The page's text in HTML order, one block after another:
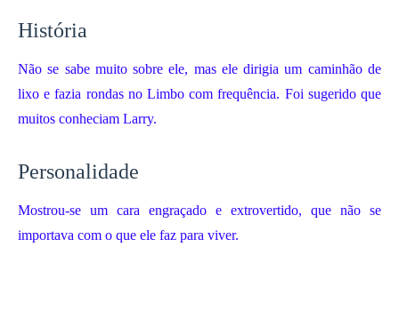
História
Não se sabe muito sobre ele, mas ele dirigia um caminhão de
lixo e fazia rondas no Limbo com frequência. Foi sugerido que
muitos conheciam Larry.
Personalidade
Mostrou-se um cara engraçado e extrovertido, que não se
importava com o que ele faz para viver.